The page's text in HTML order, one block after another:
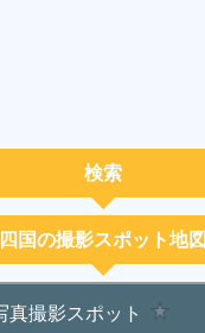
検索
四国の撮影スポット地図